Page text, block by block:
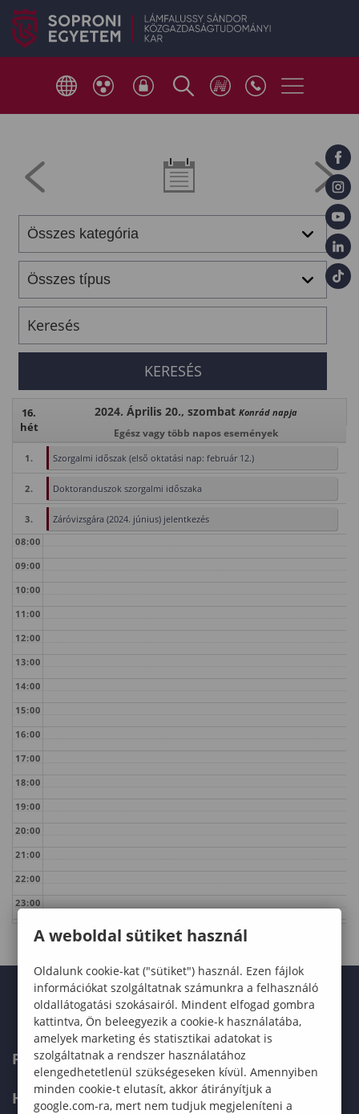
16.
hét
2024. Április 20., szombat Konrád napja
Egész vagy több napos események
1. Szorgalmi időszak (első oktatási nap: február 12.)
2. Doktoranduszok szorgalmi időszaka
3.
Záróvizsgára (2024. június) jelentkezés
08:00
09:00
10:00
11:00
12:00
13:00
14:00
15:00
16:00
17:00
18:00
19:00
20:00
21:00
22:00
23:00
FELVÉTELIZŐKNEK
HALLGATÓKNAK
A weboldal sütiket használ
Oldalunk cookie-kat ("sütiket") használ. Ezen fájlok
információkat szolgáltatnak számunkra a felhasználó
oldallátogatási szokásairól. Mindent elfogad gombra
kattintva, Ön beleegyezik a cookie-k használatába,
amelyek marketing és statisztikai adatokat is
szolgáltatnak a rendszer használatához
elengedhetetlenül szükségeseken kívül. Amennyiben
minden cookie-t elutasít, akkor átirányítjuk a
google.com-ra, mert nem tudjuk megjeleníteni a